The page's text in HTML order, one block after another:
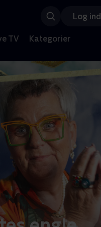
Log ind
TV Kategorier